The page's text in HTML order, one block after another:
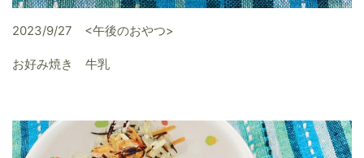
2023/9/27 <午後のおやつ>
お好み焼き 牛乳